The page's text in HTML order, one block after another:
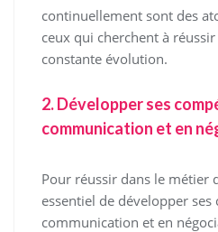
continuellement sont des
ceux qui cherchent à
constante évolution.
2. Développer ses
communication et en
Pour réussir dans le métier
essentiel de développer ses
communication et en